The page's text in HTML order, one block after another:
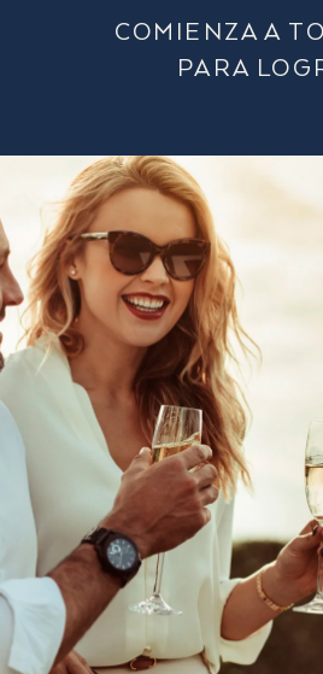
COMIENZA A
PARA